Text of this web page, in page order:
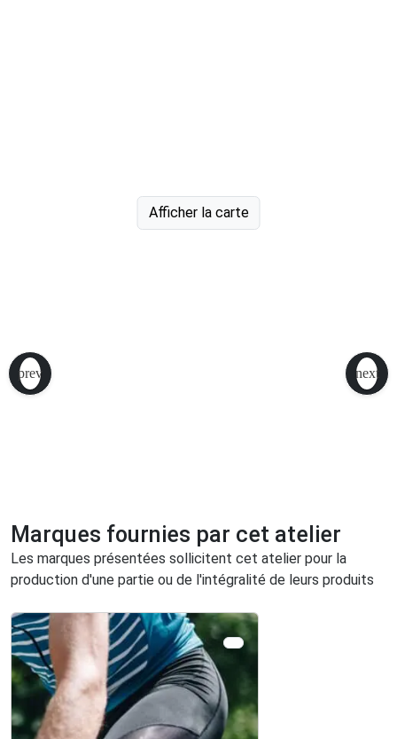
Afficher la carte
Marques fournies par cet atelier
Les marques présentées sollicitent cet atelier pour la
production d'une partie ou de l'intégralité de leurs produits